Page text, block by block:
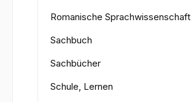
Romanische Sprachwissenschaft
Sachbuch
Sachbücher
Schule, Lernen